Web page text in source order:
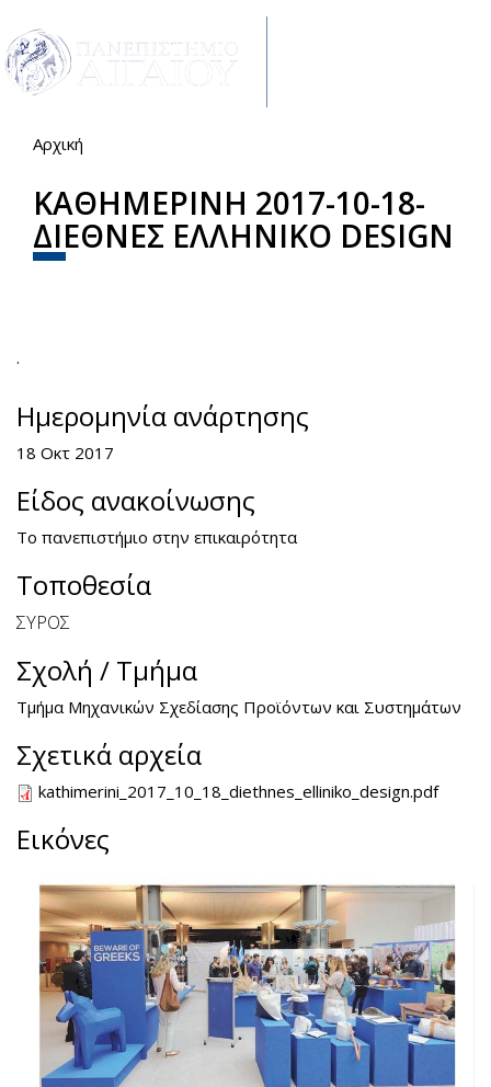
Παράκαμψη προς το κυρίως περιεχόμενο
Είστε εδώ
Αρχική
KΑΘΗΜΕΡΙΝΗ 2017-10-18-
ΔΙΕΘΝΕΣ ΕΛΛΗΝΙΚΟ DESIGN
.
Ημερομηνία ανάρτησης
18 Οκτ 2017
Είδος ανακοίνωσης
Το πανεπιστήμιο στην επικαιρότητα
Τοποθεσία
ΣΥΡΟΣ
Σχολή / Τμήμα
Τμήμα Μηχανικών Σχεδίασης Προϊόντων και Συστημάτων
Σχετικά αρχεία
kathimerini_2017_10_18_diethnes_elliniko_design.pdf
Εικόνες